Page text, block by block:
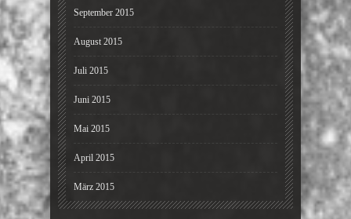
September 2015
August 2015
Juli 2015
Juni 2015
Mai 2015
April 2015
März 2015